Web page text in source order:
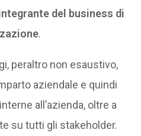
del business di
.
peraltro non esaustivo,
aziendale e quindi
all’azienda, oltre a
su tutti gli stakeholder.